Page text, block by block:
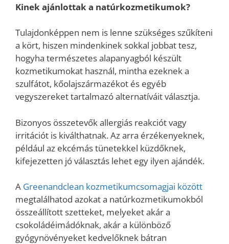
Kinek ajánlottak a natúrkozmetikumok?
Tulajdonképpen nem is lenne szükséges szűkíteni
a kört, hiszen mindenkinek sokkal jobbat tesz,
hogyha természetes alapanyagból készült
kozmetikumokat használ, mintha ezeknek a
szulfátot, kőolajszármazékot és egyéb
vegyszereket tartalmazó alternatíváit választja.
Bizonyos összetevők allergiás reakciót vagy
irritációt is kiválthatnak. Az arra érzékenyeknek,
például az ekcémás tünetekkel küzdőknek,
kifejezetten jó választás lehet egy ilyen ajándék.
A Greenandclean kozmetikumcsomagjai között
megtalálhatod azokat a natúrkozmetikumokból
összeállított szetteket, melyeket akár a
csokoládéimádóknak, akár a különböző
gyógynövényeket kedvelőknek bátran